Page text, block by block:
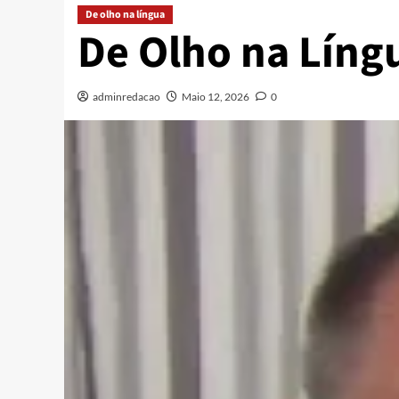
De olho na língua
De Olho na
adminredacao Maio 12, 2026 0